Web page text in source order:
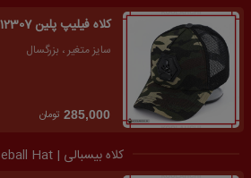
کلاه فیلیپ پلین 12307
سایز متغیر ، بزرگسال
285,000 تومان
کلاه بیسبالی | Baseball Hat